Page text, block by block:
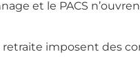
et le PACS
retraite imposent des